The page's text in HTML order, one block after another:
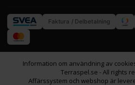
Faktura / Delbetalning
Information om användning av
Terraspel.se - All rights
Affärssystem och webshop är